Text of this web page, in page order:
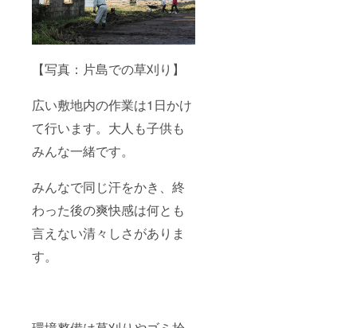
【写真：片島での草刈り】
広い敷地内の作業は1日かけ
て行います。大人も子供も
みんな一緒です。
みんなで同じ汗をかき、終
わった後の爽快感は何とも
言えない清々しさがありま
す。